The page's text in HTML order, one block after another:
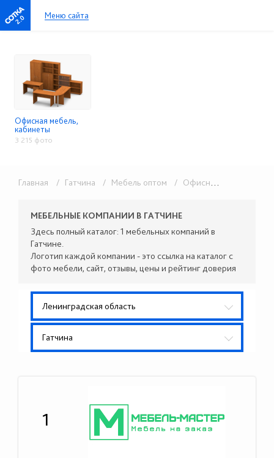
2.0 Меню сайта
Офисная мебель,
кабинеты
3 215 фото
Главная / Гатчина / Мебель оптом / Офисная мебель, кабинеты
МЕБЕЛЬНЫЕ КОМПАНИИ В ГАТЧИНЕ
Здесь полный каталог: 1 мебельных компаний в
Гатчине.
Логотип каждой компании - это ссылка на каталог с
фото мебели, сайт, отзывы, цены и рейтинг доверия
Ленинградская область
Гатчина
1